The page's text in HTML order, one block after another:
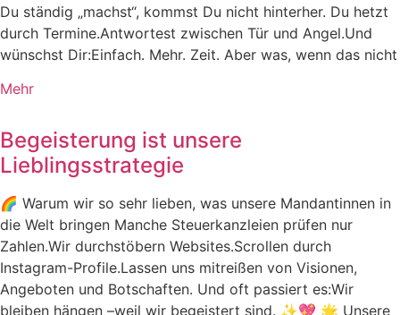
Du ständig „machst“, kommst Du nicht hinterher. Du hetzt
durch Termine.Antwortest zwischen Tür und Angel.Und
wünschst Dir:Einfach. Mehr. Zeit. Aber was, wenn das nicht
Mehr
Begeisterung ist unsere
Lieblingsstrategie
🌈 Warum wir so sehr lieben, was unsere Mandantinnen in
die Welt bringen Manche Steuerkanzleien prüfen nur
Zahlen.Wir durchstöbern Websites.Scrollen durch
Instagram-Profile.Lassen uns mitreißen von Visionen,
Angeboten und Botschaften. Und oft passiert es:Wir
bleiben hängen –weil wir begeistert sind. ✨💖 🌟 Unsere